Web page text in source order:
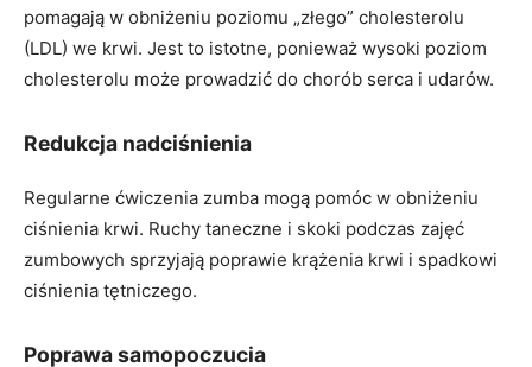
pomagają w obniżeniu poziomu „złego” cholesterolu
(LDL) we krwi. Jest to istotne, ponieważ wysoki poziom
cholesterolu może prowadzić do chorób serca i udarów.
Redukcja nadciśnienia
Regularne ćwiczenia zumba mogą pomóc w obniżeniu
ciśnienia krwi. Ruchy taneczne i skoki podczas zajęć
zumbowych sprzyjają poprawie krążenia krwi i spadkowi
ciśnienia tętniczego.
Poprawa samopoczucia